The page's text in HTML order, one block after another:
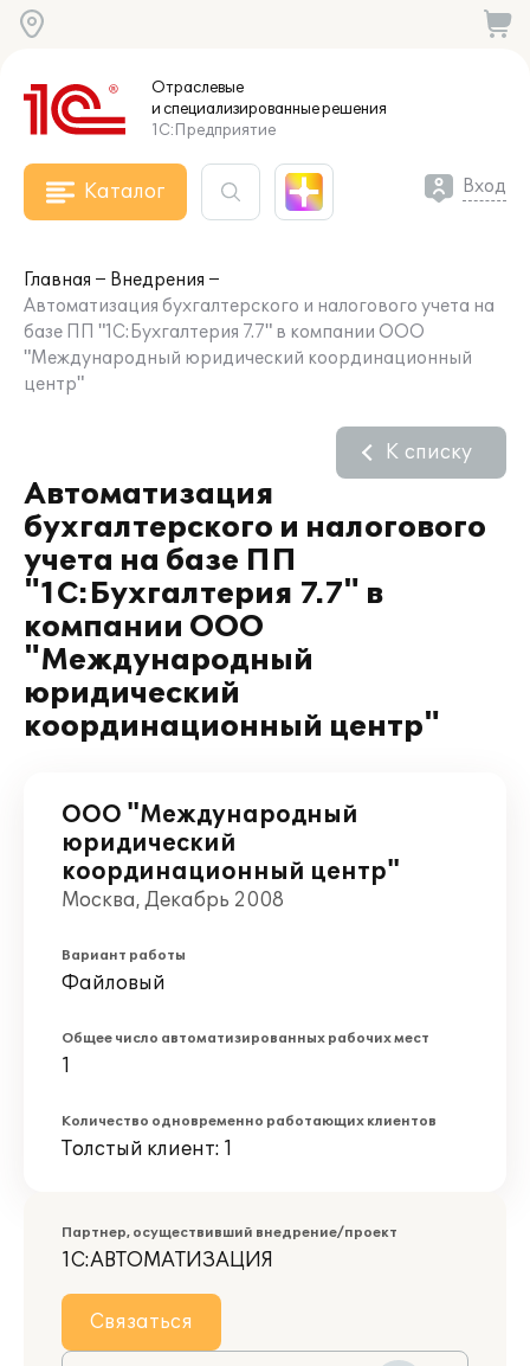
Отраслевые
и специализированныерешения
1С:Предприятие
Каталог Вход
Главная
Внедрения
Автоматизация бухгалтерского и налогового учета на
базе ПП "1С:Бухгалтерия 7.7" в компании ООО
"Международный юридический координационный
центр"
Автоматизация
бухгалтерского и налогового
учета на базе ПП
"1С:Бухгалтерия 7.7" в
компании ООО
"Международный
юридический
координационный центр"
К списку
ООО "Международный
юридический
координационный центр"
Москва, Декабрь 2008
Вариант работы
Файловый
Общее число автоматизированных рабочих мест
1
Количество одновременно работающих клиентов
Толстый клиент: 1
Партнер, осуществивший внедрение/проект
1С:АВТОМАТИЗАЦИЯ
Связаться